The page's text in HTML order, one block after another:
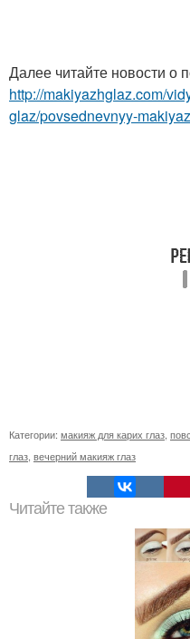
Далее читайте новости о
http://makiyazhglaz.com/
glaz/povsednevnyy-
Категории: макияж для карих глаз,
глаз, вечерний макияж глаз
Читайте также